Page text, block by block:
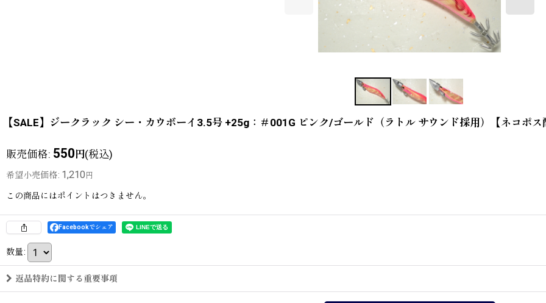
【SALE】ジークラック シー・カウボーイ3.5号 +25g：＃001G ピンク/ゴールド（ラトル サウンド採用）【ネコポス
販売価格: 550円(税込)
希望小売価格: 1,210 円
この商品にはポイントはつきません。
Facebookでシェア
数量:
返品特約に関する重要事項